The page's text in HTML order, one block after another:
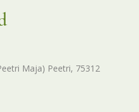
Maja) Peetri, 75312